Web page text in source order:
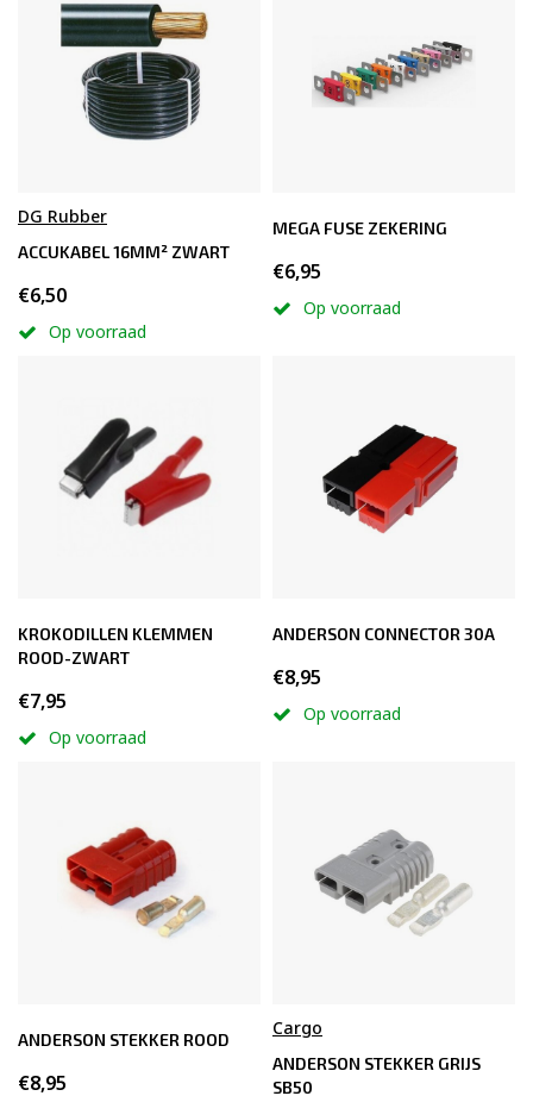
DG Rubber
ACCUKABEL 16MM² ZWART
€6,50
Op voorraad
MEGA FUSE ZEKERING
€6,95
Op voorraad
KROKODILLEN KLEMMEN
ROOD-ZWART
€7,95
Op voorraad
ANDERSON CONNECTOR 30A
€8,95
Op voorraad
ANDERSON STEKKER ROOD
€8,95
Cargo
ANDERSON STEKKER GRIJS
SB50